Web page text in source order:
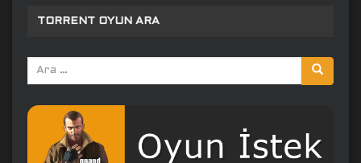
TORRENT OYUN ARA
Arama
yap: